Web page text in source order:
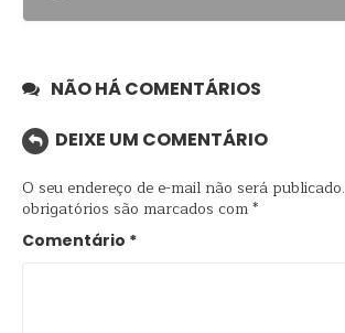
NÃO HÁ COMENTÁRIOS
DEIXE UM COMENTÁRIO
O seu endereço de e-mail não será publicado.
obrigatórios são marcados com*
Comentário *